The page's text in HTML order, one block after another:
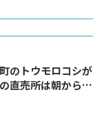
のトウモロコシが
直売所は朝から長